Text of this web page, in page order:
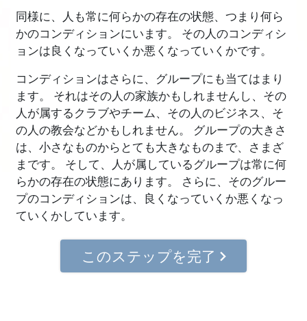
同様に、人も常に何らかの存在の状態、つまり何ら
かのコンディションにいます。 その人のコンディシ
ョンは良くなっていくか悪くなっていくかです。
コンディションはさらに、グループにも当てはまり
ます。 それはその人の家族かもしれませんし、その
人が属するクラブやチーム、その人のビジネス、そ
の人の教会などかもしれません。 グループの大きさ
は、小さなものからとても大きなものまで、さまざ
まです。 そして、人が属しているグループは常に何
らかの存在の状態にあります。 さらに、そのグルー
プのコンディションは、良くなっていくか悪くなっ
ていくかしています。
このステップを完了